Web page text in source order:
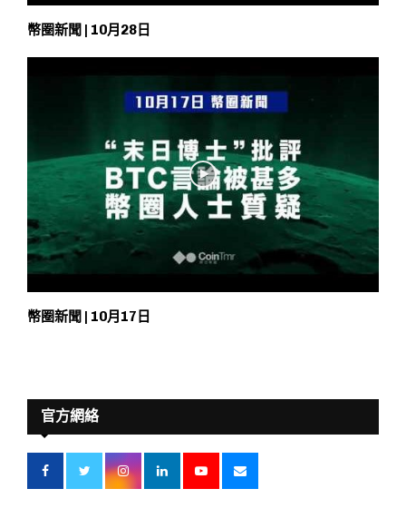
幣圈新聞 | 10月28日
幣圈新聞 | 10月17日
官方網絡